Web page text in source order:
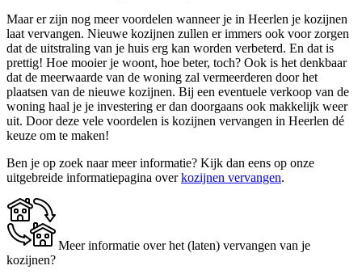
Maar er zijn nog meer voordelen wanneer je in Heerlen je kozijnen
laat vervangen. Nieuwe kozijnen zullen er immers ook voor zorgen
dat de uitstraling van je huis erg kan worden verbeterd. En dat is
prettig! Hoe mooier je woont, hoe beter, toch? Ook is het denkbaar
dat de meerwaarde van de woning zal vermeerderen door het
plaatsen van de nieuwe kozijnen. Bij een eventuele verkoop van de
woning haal je je investering er dan doorgaans ook makkelijk weer
uit. Door deze vele voordelen is kozijnen vervangen in Heerlen dé
keuze om te maken!
Ben je op zoek naar meer informatie? Kijk dan eens op onze
uitgebreide informatiepagina overkozijnen vervangen.
Meer informatie over het (laten) vervangen van je
kozijnen?